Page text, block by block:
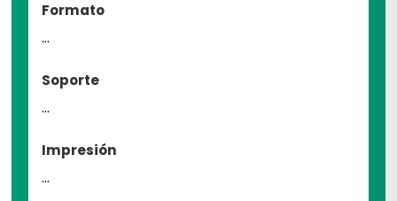
Formato
...
Soporte
...
Impresión
...